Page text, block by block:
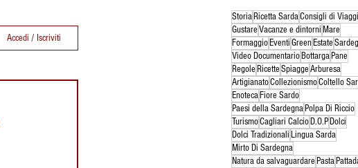
Accedi / Iscriviti
StoriaRicetta SardaConsigli di
GustareVacanze e dintorni Mare
Formaggio EventiGreen Estate
Video DocumentarioBottarga Pane
Regole RicetteSpiaggeArburesa
ArtigianatoCollezionismoColtello
EnotecaFiore Sardo
Paesi della Sardegna Polpa Di Riccio
TurismoCagliari Calcio D.O.P Dolci
Dolci Tradizionali Lingua Sarda
Mirto Di Sardegna
Natura da salvaguardare Pasta